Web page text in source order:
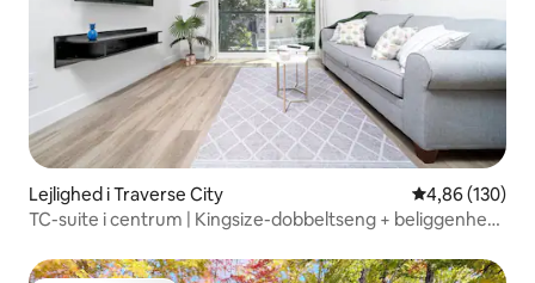
Lejlighed i Traverse City 4,86 ud af 5 i
4,86 (130)
TC-suite i centrum | Kingsize-dobbeltseng + beliggenhed